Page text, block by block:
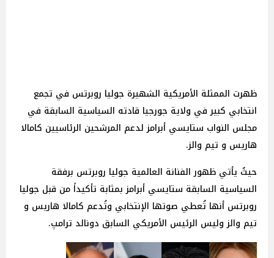
ظهرت الممثلة الأمريكية الشهيرة جوليا روبرتس في تجمع
انتخابي كبير في ولاية جورجيا قادته السياسية السابقة في
مجلس النواب ستايسي أبرامز لدعم المرشحين الرئاسيين كامالا
هاريس و تيم والز.
حيثُ يأتي ظهور الفنانة العالمية جوليا روبرتس برفقة
السياسية السابقة ستايسي أبرامز بمثابة تأكيداً من قبل جوليا
روبرتس أنها تُعطي صوتها الإنتخابي وتُدعم كامالا هاريس و
تيم والز وليس الرئيس الأمريكي السابق دونالد ترامپ.